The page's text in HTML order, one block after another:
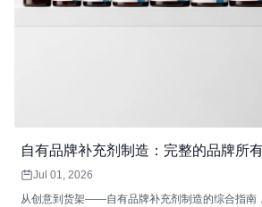
自有品牌补充剂制造：完整的品牌所
Jul 01, 2026
从创意到货架——自有品牌补充剂制造的综合指南